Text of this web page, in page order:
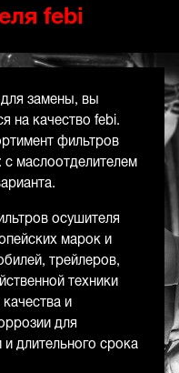
febi
замены, вы
на качество febi.
фильтров
с маслоотделителем
осушителя
марок и
трейлеров,
техники
и
для
и длительного срока